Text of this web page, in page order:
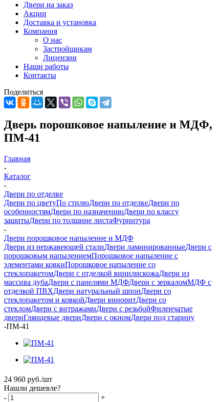
Двери на заказ
Акции
Доставка и установка
Компания
О нас
Застройщикам
Лицензии
Наши работы
Контакты
Поделиться
Дверь порошковое напыление и МДФ,
ПМ-41
Главная
-
Каталог
-
Двери по отделке
Двери по цветуПо стилюДвери по отделкеДвери по
особенностямДвери по назначениюДвери по классу
защитыДвери по толщине листаФурнитура
-
Двери порошковое напыление и МДФ
Двери из нержавеющей сталиДвери ламинированныеДвери с
порошковым напылениемПорошковое напыление с
элементами ковкиПорошковое напыление со
стеклопакетомДвери с отделкой винилискожаДвери из
массива дубаДвери с панелями МДФДвери с зеркаломМДФ с
отделкой ПВХДвери натуральный шпонДвери со
стеклопакетом и ковкойДвери виноритДвери со
стекломДвери с витражамиДвери с резьбойФиленчатые
двериГлянцевые двериДвери с окномДвери под старину
-ПМ-41
24 960 руб./шт
Нашли дешевле?
-
+